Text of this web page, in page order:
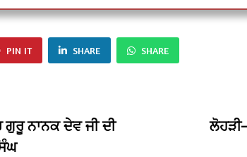
PIN IT SHARE SHARE
ਗੁਰੂ ਨਾਨਕ ਦੇਵ ਜੀ ਦੀ